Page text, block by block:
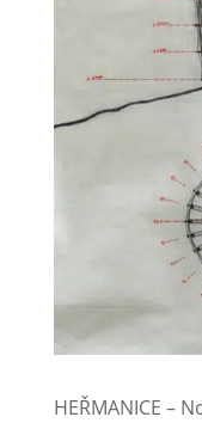
HEŘMANICE –